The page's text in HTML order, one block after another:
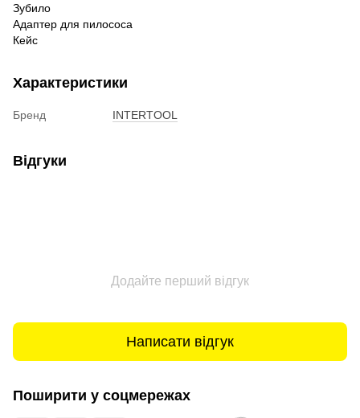
Зубило
Адаптер для пилососа
Кейс
Характеристики
Бренд INTERTOOL
Відгуки
Додайте перший відгук
Написати відгук
Поширити у соцмережах